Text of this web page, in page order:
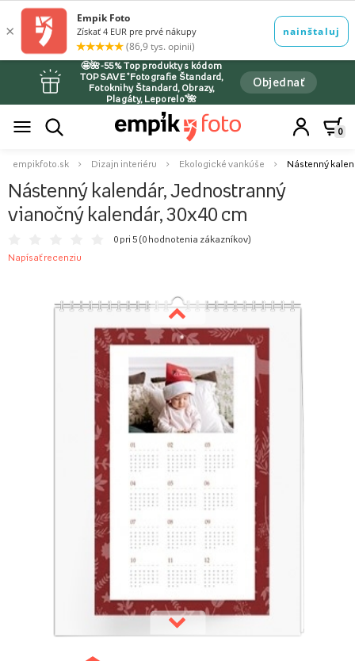
🤩🌺-55% Top produkty s kódom
TOPSAVE *Fotografie Štandard,
Fotoknihy Štandard, Obrazy,
Plagáty, Leporelo*🌺
Objednať
0
empikfoto.sk Dizajn interiéru Ekologické vankúše Nástenný
Nástenný kalendár, Jednostranný
vianočný kalendár, 30x40 cm
0 pri 5 (0 hodnotenia zákazníkov)
Napísať recenziu